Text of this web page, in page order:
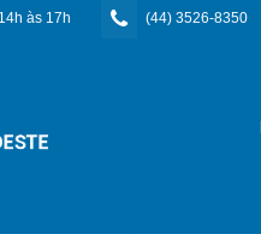
às 17h (44) 3526-8350